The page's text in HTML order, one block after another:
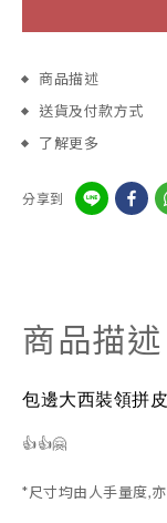
商品描述
送貨及付款方式
了解更多
分享到
商品描述
包邊大西裝領拼
👍👍🤗
*尺寸均由人手量度,